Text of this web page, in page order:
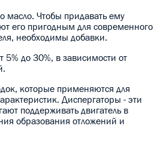
масло. Чтобы придавать ему
его пригодным для современного
необходимы добавки.
5% до 30%, в зависимости от
которые применяются для
Диспергаторы - эти
поддерживать двигатель в
образования отложений и